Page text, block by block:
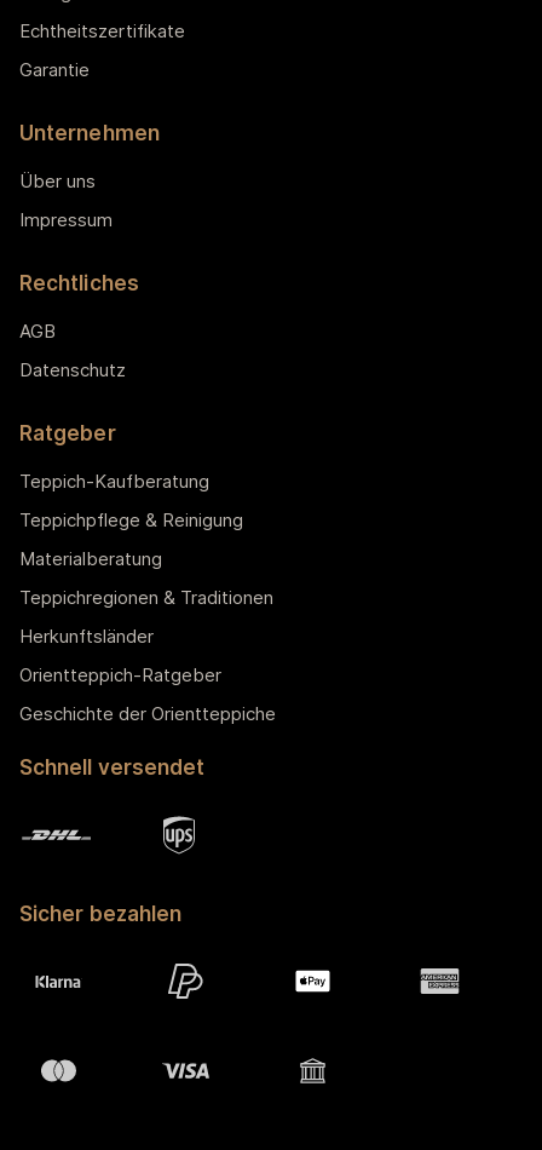
Echtheitszertifikate
Garantie
Unternehmen
Über uns
Impressum
Rechtliches
AGB
Datenschutz
Ratgeber
Teppich-Kaufberatung
Teppichpflege & Reinigung
Materialberatung
Teppichregionen & Traditionen
Herkunftsländer
Orientteppich-Ratgeber
Geschichte der Orientteppiche
Schnell versendet
Sicher bezahlen